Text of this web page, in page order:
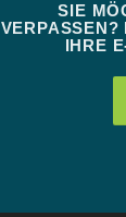
SIE
VERPASSEN?
IHRE